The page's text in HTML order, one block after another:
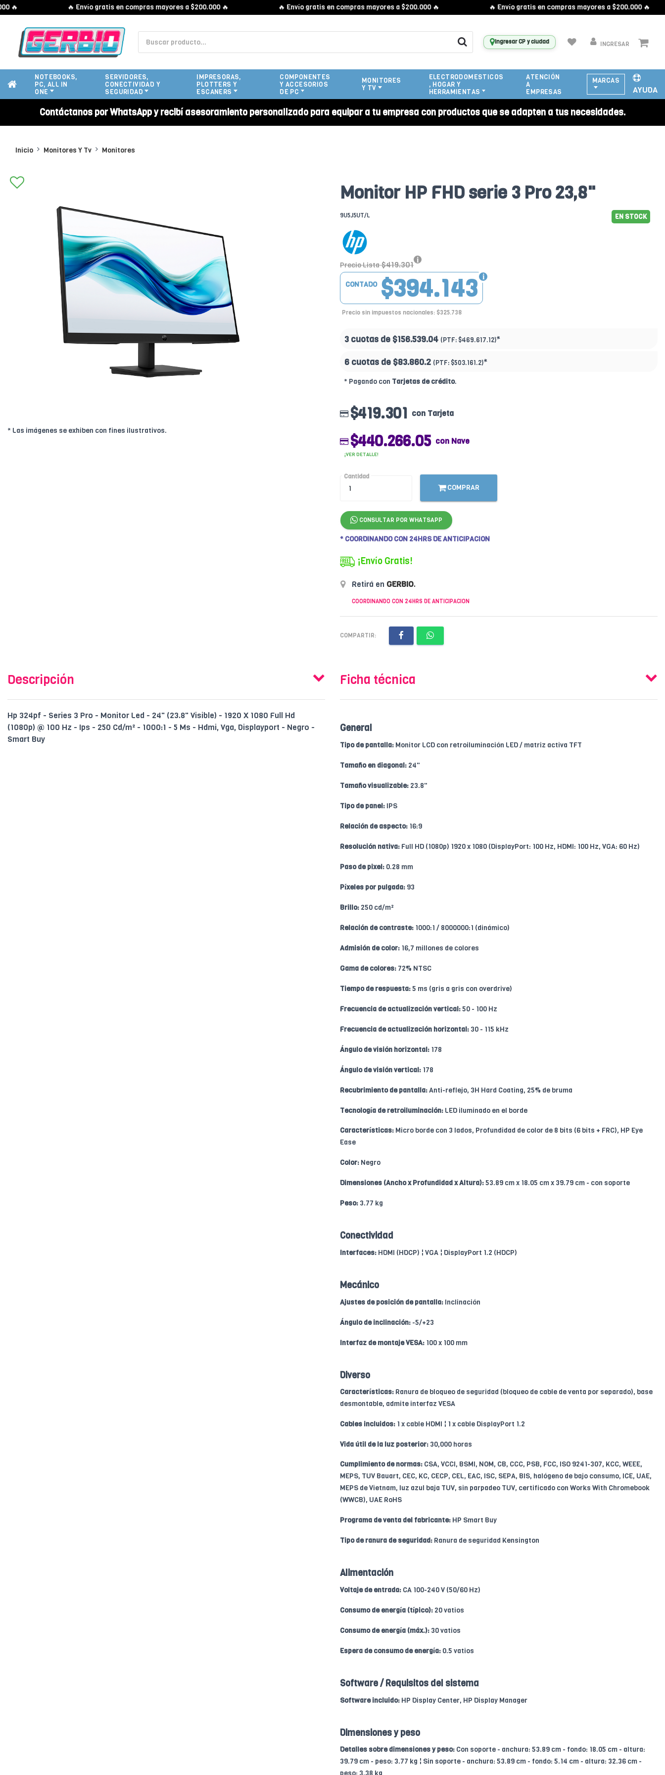
🔥 Envío gratis en compras mayores a $200.000 🔥 🔥 Envío gratis en compras mayores a $200.000 🔥 🔥 Envío gratis en compras mayores a $200.000 🔥
Ingresar CP y ciudad INGRESAR
NOTEBOOKS,
PC, ALL IN
ONE
SERVIDORES,
CONECTIVIDAD Y
SEGURIDAD
IMPRESORAS,
PLOTTERS Y
ESCANERS
COMPONENTES
Y ACCESORIOS
DE PC
MONITORES
Y TV
ELECTRODOMESTICOS
, HOGAR Y
HERRAMIENTAS
ATENCIÓN
A
EMPRESAS
MARCAS
AYUDA
Contáctanos por WhatsApp y recibí asesoramiento personalizado para equipar a tu empresa con productos que se adapten a tus necesidades.
Inicio Monitores Y Tv Monitores
* Las imágenes se exhiben con fines ilustrativos.
Monitor HP FHD serie 3 Pro 23,8"
9U5J5UT/L EN STOCK
Precio Lista $419.301
$394.143
CONTADO
Precio sin impuestos nacionales: $325.738
3 cuotas de $156.539.04 (PTF: $469.617.12)*
6 cuotas de $83.860.2 (PTF: $503.161.2)*
* Pagando con Tarjetas de crédito.
$419.301 con Tarjeta
$440.266.05 con Nave
¡VER DETALLE!
Cantidad
COMPRAR
CONSULTAR POR WHATSAPP
* COORDINANDO CON 24HRS DE ANTICIPACION
¡Envío Gratis!
Retirá en GERBIO.
COORDINANDO CON 24HRS DE ANTICIPACION
COMPARTIR:
Descripción
Hp 324pf - Series 3 Pro - Monitor Led - 24" (23.8" Visible) - 1920 X 1080 Full Hd
(1080p) @ 100 Hz - Ips - 250 Cd/m² - 1000:1 - 5 Ms - Hdmi, Vga, Displayport - Negro -
Smart Buy
Ficha técnica
General
Tipo de pantalla: Monitor LCD con retroiluminación LED / matriz activa TFT
Tamaño en diagonal: 24"
Tamaño visualizable: 23.8"
Tipo de panel: IPS
Relación de aspecto: 16:9
Resolución nativa: Full HD (1080p) 1920 x 1080 (DisplayPort: 100 Hz, HDMI: 100 Hz, VGA: 60 Hz)
Paso de pixel: 0.28 mm
Píxeles por pulgada: 93
Brillo: 250 cd/m²
Relación de contraste: 1000:1 / 8000000:1 (dinámico)
Admisión de color: 16,7 millones de colores
Gama de colores: 72% NTSC
Tiempo de respuesta:5 ms (gris a gris con overdrive)
Frecuencia de actualización vertical:50 - 100 Hz
Frecuencia de actualización horizontal: 30 - 115 kHz
Ángulo de visión horizontal: 178
Ángulo de visión vertical: 178
Recubrimiento de pantalla:Anti-reflejo, 3H Hard Coating, 25% de bruma
Tecnología de retroiluminación: LED iluminado en el borde
Características: Micro borde con 3 lados, Profundidad de color de 8 bits (6 bits + FRC), HP Eye
Ease
Color: Negro
Dimensiones (Ancho x Profundidad x Altura):53.89 cm x 18.05 cm x 39.79 cm - con soporte
Peso: 3.77 kg
Conectividad
Interfaces: HDMI (HDCP) ¦ VGA ¦ DisplayPort 1.2 (HDCP)
Mecánico
Ajustes de posición de pantalla: Inclinación
Ángulo de inclinación: -5/+23
Interfaz de montaje VESA: 100 x 100 mm
Diverso
Características: Ranura de bloqueo de seguridad (bloqueo de cable de venta por separado), base
desmontable, admite interfaz VESA
Cables incluidos: 1 x cable HDMI ¦ 1 x cable DisplayPort 1.2
Vida útil de la luz posterior: 30,000 horas
Cumplimiento de normas: CSA, VCCI, BSMI, NOM, CB, CCC, PSB, FCC, ISO 9241-307, KCC, WEEE,
MEPS, TUV Bauart, CEC, KC, CECP, CEL, EAC, ISC, SEPA, BIS, halógeno de bajo consumo, ICE, UAE,
MEPS de Vietnam, luz azul baja TUV, sin parpadeo TUV, certificado con Works With Chromebook
(WWCB), UAE RoHS
Programa de venta del fabricante: HP Smart Buy
Tipo de ranura de seguridad: Ranura de seguridad Kensington
Alimentación
Voltaje de entrada: CA 100-240 V (50/60 Hz)
Consumo de energía (típico): 20 vatios
Consumo de energía (máx.): 30 vatios
Espera de consumo de energía: 0.5 vatios
Software / Requisitos del sistema
Software incluido: HP Display Center, HP Display Manager
Dimensiones y peso
Detalles sobre dimensiones y peso: Con soporte - anchura: 53.89 cm - fondo: 18.05 cm - altura:
39.79 cm - peso: 3.77 kg ¦ Sin soporte - anchura: 53.89 cm - fondo: 5.14 cm - altura: 32.36 cm -
peso: 3.38 kg